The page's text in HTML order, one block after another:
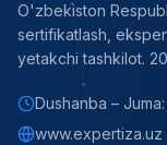
O'zbekiston
sertifikatlash,
yetakchi tashkilot.
Dushanba –
www.expertiza.uz